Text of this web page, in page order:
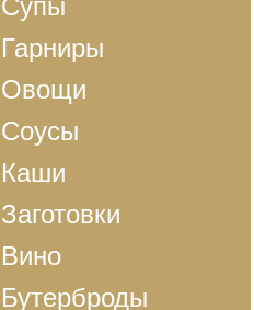
Супы
Гарниры
Овощи
Соусы
Каши
Заготовки
Вино
Бутерброды